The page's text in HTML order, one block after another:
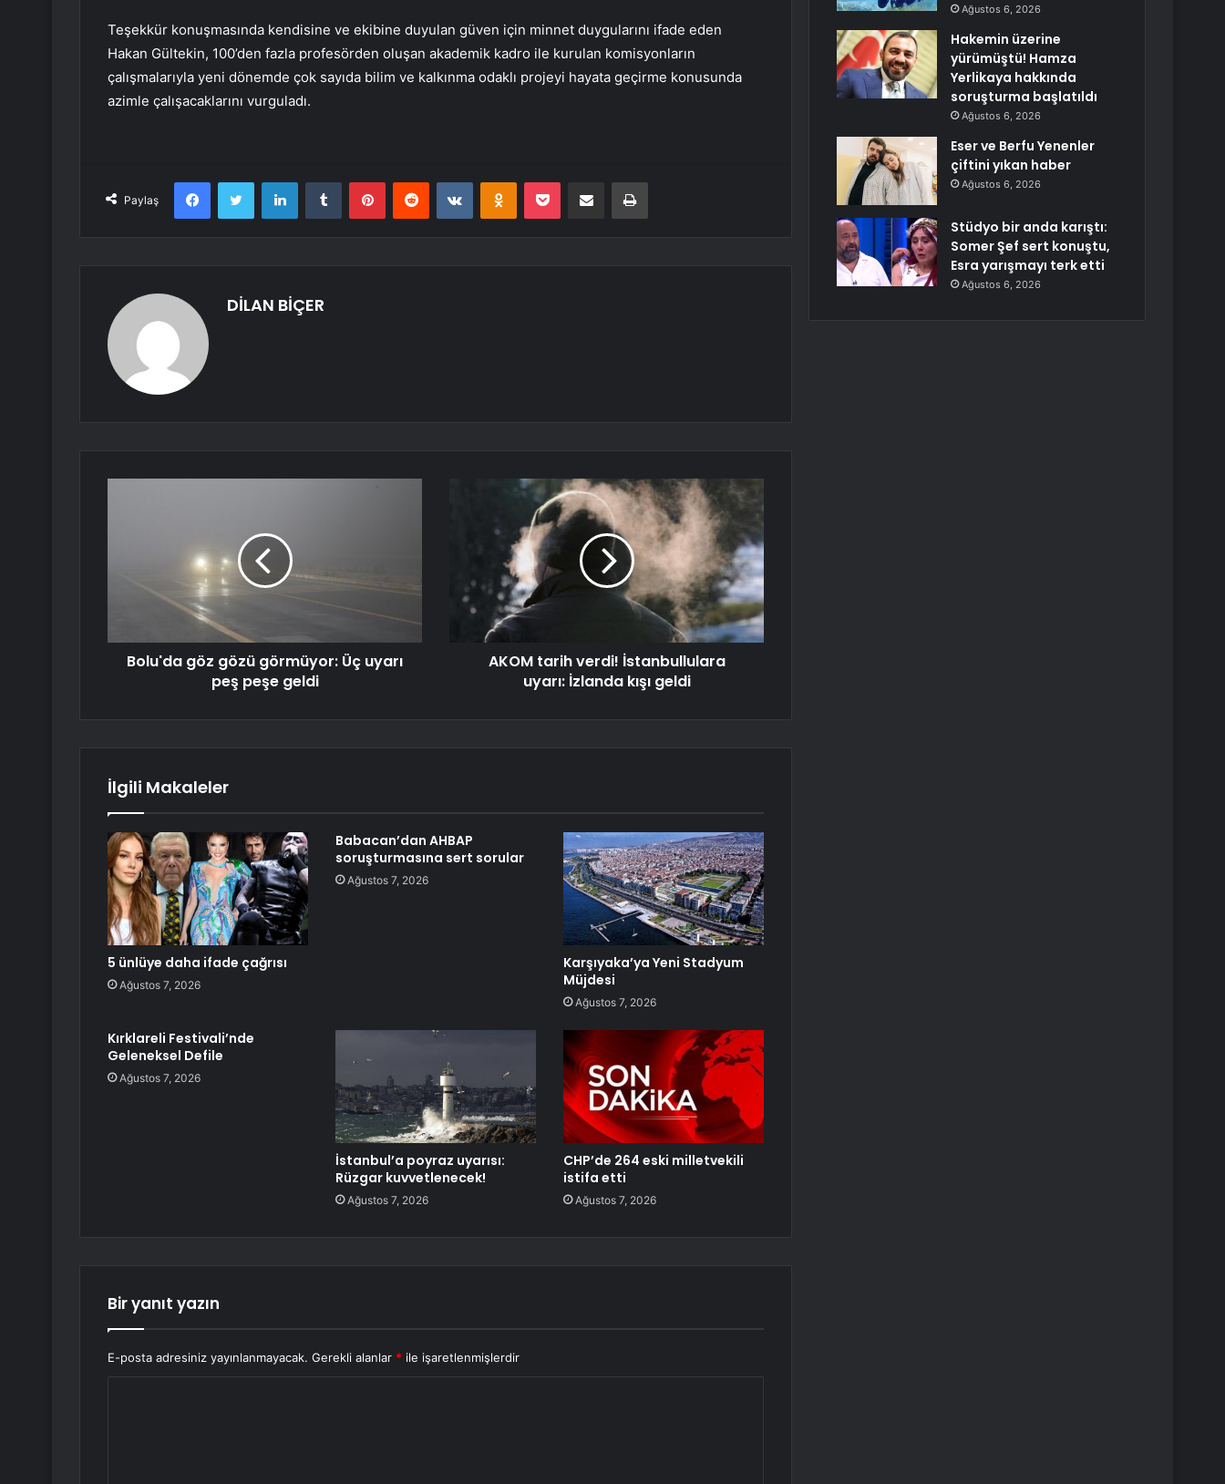
Teşekkür konuşmasında kendisine ve ekibine duyulan güven için minnet duygularını ifade eden
Hakan Gültekin, 100’den fazla profesörden oluşan akademik kadro ile kurulan komisyonların
çalışmalarıyla yeni dönemde çok sayıda bilim ve kalkınma odaklı projeyi hayata geçirme konusunda
azimle çalışacaklarını vurguladı.
Paylaş
FacebookTwitter LinkedInTumblr PinterestReddit VKontakteOdnoklassniki
Pocket E-Posta ile paylaş Yazdır
DİLAN BİÇER
Bolu'da göz gözü görmüyor: Üç uyarı
peş peşe geldi
AKOM tarih verdi! İstanbullulara
uyarı: İzlanda kışı geldi
İlgili Makaleler
5 ünlüye daha ifade çağrısı
Ağustos 7, 2026
Babacan’dan AHBAP
soruşturmasına sert sorular
Ağustos 7, 2026
Karşıyaka’ya Yeni Stadyum
Müjdesi
Ağustos 7, 2026
Kırklareli Festivali’nde
Geleneksel Defile
Ağustos 7, 2026
İstanbul’a poyraz uyarısı:
Rüzgar kuvvetlenecek!
Ağustos 7, 2026
CHP’de 264 eski milletvekili
istifa etti
Ağustos 7, 2026
Bir yanıt yazın
E-posta adresiniz yayınlanmayacak. Gerekli alanlar * ile işaretlenmişlerdir
Ağustos 6, 2026
Hakemin üzerine
yürümüştü! Hamza
Yerlikaya hakkında
soruşturma başlatıldı
Ağustos 6, 2026
Eser ve Berfu Yenenler
çiftini yıkan haber
Ağustos 6, 2026
Stüdyo bir anda karıştı:
Somer Şef sert konuştu,
Esra yarışmayı terk etti
Ağustos 6, 2026